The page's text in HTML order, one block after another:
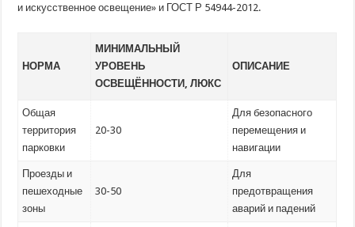
и искусственное освещение» и ГОСТ Р 54944-2012.
НОРМА
МИНИМАЛЬНЫЙ
УРОВЕНЬ
ОСВЕЩЁННОСТИ, ЛЮКС
ОПИСАНИЕ
Общая
территория
парковки
20-30
Для безопасного
перемещения и
навигации
Проезды и
пешеходные
зоны
30-50
Для
предотвращения
аварий и падений